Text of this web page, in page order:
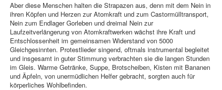
Aber diese Menschen halten die Strapazen aus, denn mit dem Nein in
ihren Köpfen und Herzen zur Atomkraft und zum Castormülltransport,
Nein zum Endlager Gorleben und dreimal Nein zur
Laufzeitverlängerung von Atomkraftwerken wächst ihre Kraft und
Entschlossenheit im gemeinsamen Widerstand von 5000
Gleichgesinnten. Protestlieder singend, oftmals instrumental begleitet
und insgesamt in guter Stimmung verbrachten sie die langen Stunden
im Gleis. Warme Getränke, Suppe, Brotscheiben, Kisten mit Bananen
und Äpfeln, von unermüdlichen Helfer gebracht, sorgten auch für
körperliches Wohlbefinden.